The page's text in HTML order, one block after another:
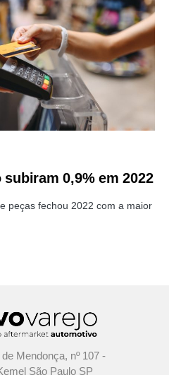
0,9% em 2022
peças fechou 2022 com a maior
Mendonça, nº 107 -
São Paulo SP